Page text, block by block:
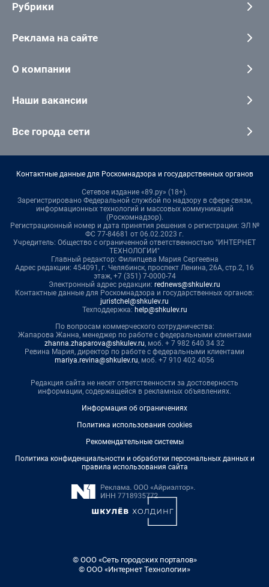
Рубрики
Реклама на сайте
О компании
Наши вакансии
Все города сети
Контактные данные для Роскомнадзора и государственных органов
Сетевое издание «89.ру» (18+).
Зарегистрировано Федеральной службой по надзору в сфере связи,
информационных технологий и массовых коммуникаций
(Роскомнадзор).
Регистрационный номер и дата принятия решения о регистрации: ЭЛ №
ФС 77-84681 от 06.02.2023 г.
Учредитель: Общество с ограниченной ответственностью "ИНТЕРНЕТ
ТЕХНОЛОГИИ"
Главный редактор: Филипцева Мария Сергеевна
Адрес редакции: 454091, г. Челябинск, проспект Ленина, 26А, стр.2, 16
этаж, +7 (351) 7-0000-74
Электронный адрес редакции: rednews@shkulev.ru
Контактные данные для Роскомнадзора и государственных органов:
juristchel@shkulev.ru
Техподдержка: help@shkulev.ru
По вопросам коммерческого сотрудничества:
Жапарова Жанна, менеджер по работе с федеральными клиентами
zhanna.zhaparova@shkulev.ru, моб. + 7 982 640 34 32
Ревина Мария, директор по работе с федеральными клиентами
mariya.revina@shkulev.ru, моб. +7 910 402 4056
Редакция сайта не несет ответственности за достоверность
информации, содержащейся в рекламных объявлениях.
Информация об ограничениях
Политика использования cookies
Рекомендательные системы
Политика конфиденциальности и обработки персональных данных и
правила использования сайта
© ООО «Сеть городских порталов»
© ООО «Интернет Технологии»